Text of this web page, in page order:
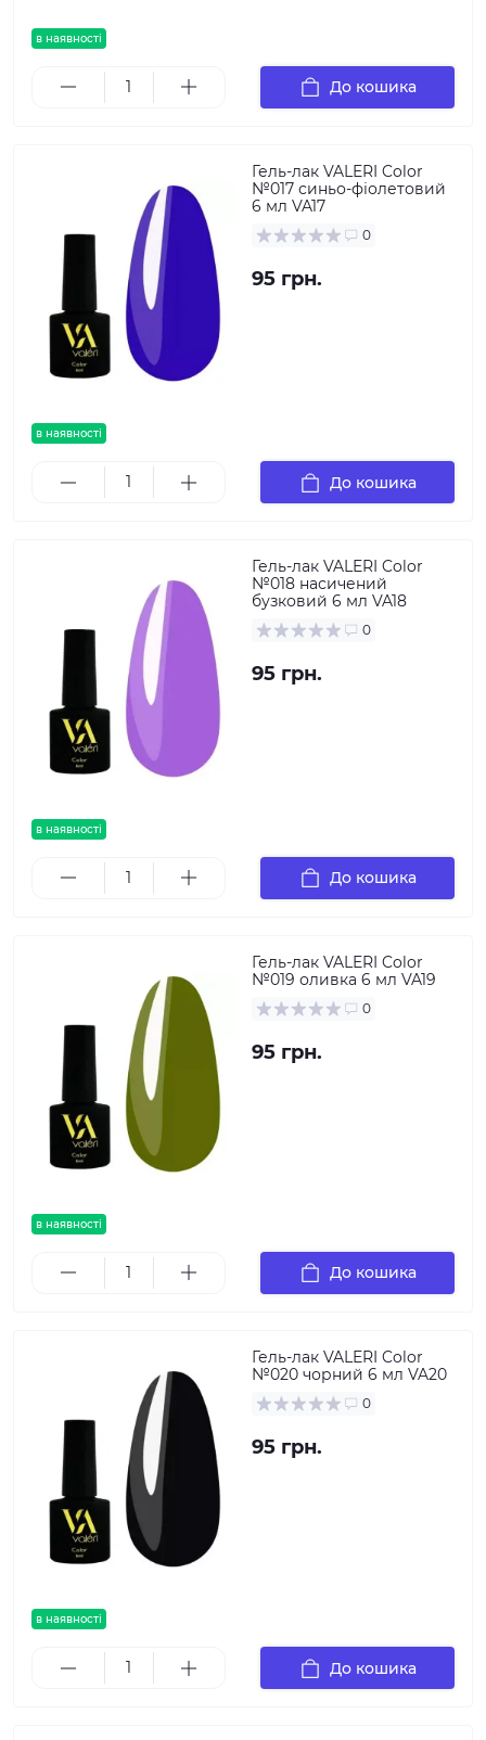
в наявності
До кошика
в наявності
Гель-лак VALERI Color
№017 синьо-фіолетовий
6 мл VA17
0
95 грн.
До кошика
в наявності
Гель-лак VALERI Color
№018 насичений
бузковий 6 мл VA18
0
95 грн.
До кошика
в наявності
Гель-лак VALERI Color
№019 оливка 6 мл VA19
0
95 грн.
До кошика
в наявності
Гель-лак VALERI Color
№020 чорний 6 мл VA20
0
95 грн.
До кошика